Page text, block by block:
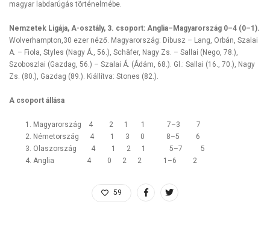
magyar labdarúgás történelmébe.
Nemzetek Ligája, A-osztály, 3. csoport: Anglia–Magyarország 0–4 (0–1).
Wolverhampton,30 ezer néző. Magyarország: Dibusz – Lang, Orbán, Szalai
A. – Fiola, Styles (Nagy Á., 56.), Schäfer, Nagy Zs. – Sallai (Nego, 78.),
Szoboszlai (Gazdag, 56.) – Szalai Á. (Ádám, 68.). Gl.: Sallai (16., 70.), Nagy
Zs. (80.), Gazdag (89.). Kiállítva: Stones (82.).
A csoport állása
Magyarország 4 2 1 1 7–3 7
Németország 4 1 3 0 8–5 6
Olaszország 4 1 2 1 5–7 5
Anglia 4 0 2 2 1–6 2
59